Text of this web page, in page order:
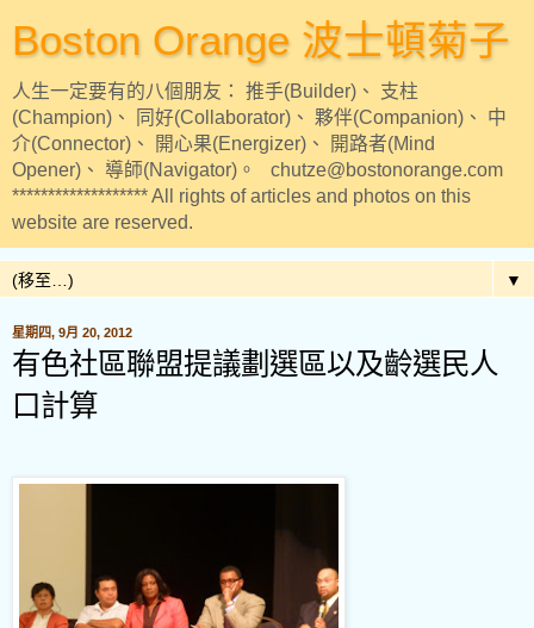
Boston Orange 波士頓菊子
人生一定要有的八個朋友： 推手(Builder)、 支柱
(Champion)、 同好(Collaborator)、 夥伴(Companion)、 中
介(Connector)、 開心果(Energizer)、 開路者(Mind
Opener)、 導師(Navigator)。 chutze@bostonorange.com
******************* All rights of articles and photos on this
website are reserved.
▼
星期四, 9月 20, 2012
有色社區聯盟提議劃選區以及齡選民人
口計算